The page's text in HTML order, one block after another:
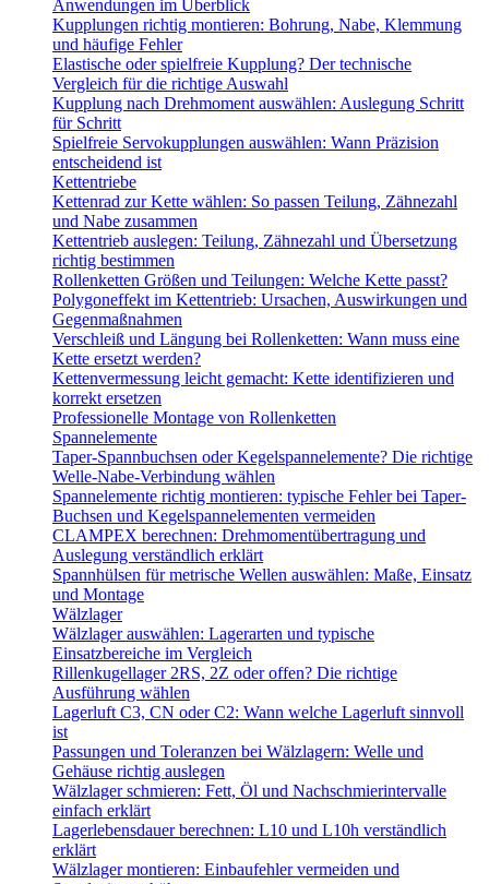
Anwendungen im Überblick
Kupplungen richtig montieren: Bohrung, Nabe, Klemmung
und häufige Fehler
Elastische oder spielfreie Kupplung? Der technische
Vergleich für die richtige Auswahl
Kupplung nach Drehmoment auswählen: Auslegung Schritt
für Schritt
Spielfreie Servokupplungen auswählen: Wann Präzision
entscheidend ist
Kettentriebe
Kettenrad zur Kette wählen: So passen Teilung, Zähnezahl
und Nabe zusammen
Kettentrieb auslegen: Teilung, Zähnezahl und Übersetzung
richtig bestimmen
Rollenketten Größen und Teilungen: Welche Kette passt?
Polygoneffekt im Kettentrieb: Ursachen, Auswirkungen und
Gegenmaßnahmen
Verschleiß und Längung bei Rollenketten: Wann muss eine
Kette ersetzt werden?
Kettenvermessung leicht gemacht: Kette identifizieren und
korrekt ersetzen
Professionelle Montage von Rollenketten
Spannelemente
Taper-Spannbuchsen oder Kegelspannelemente? Die richtige
Welle-Nabe-Verbindung wählen
Spannelemente richtig montieren: typische Fehler bei Taper-
Buchsen und Kegelspannelementen vermeiden
CLAMPEX berechnen: Drehmomentübertragung und
Auslegung verständlich erklärt
Spannhülsen für metrische Wellen auswählen: Maße, Einsatz
und Montage
Wälzlager
Wälzlager auswählen: Lagerarten und typische
Einsatzbereiche im Vergleich
Rillenkugellager 2RS, 2Z oder offen? Die richtige
Ausführung wählen
Lagerluft C3, CN oder C2: Wann welche Lagerluft sinnvoll
ist
Passungen und Toleranzen bei Wälzlagern: Welle und
Gehäuse richtig auslegen
Wälzlager schmieren: Fett, Öl und Nachschmierintervalle
einfach erklärt
Lagerlebensdauer berechnen: L10 und L10h verständlich
erklärt
Wälzlager montieren: Einbaufehler vermeiden und